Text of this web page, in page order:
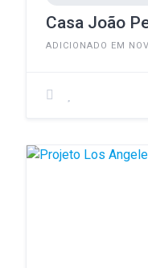
Casa João
ADICIONADO EM